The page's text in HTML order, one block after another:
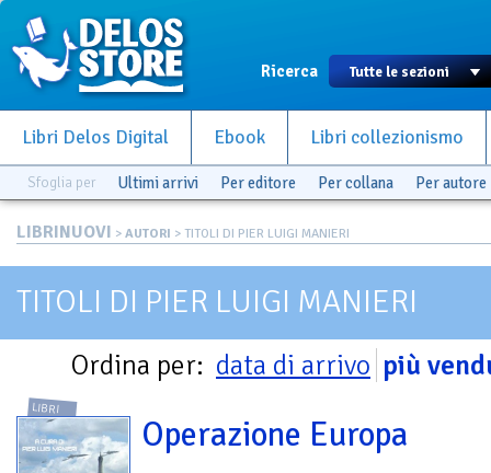
Ricerca
Libri Delos Digital Ebook Libri collezionismo
Sfoglia per Ultimi arrivi Per editore Per collana Per autore
LIBRINUOVI > AUTORI > TITOLI DI PIER LUIGI MANIERI
TITOLI DI PIER LUIGI MANIERI
Ordina per: data di arrivo più
LIBRI
Operazione Europa